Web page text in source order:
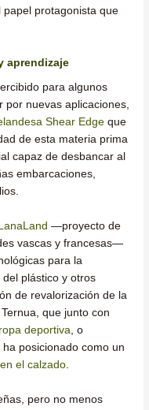
protagonista que
aprendizaje
para algunos
por nuevas aplicaciones,
Shear Edge que
de esta materia prima
capaz de desbancar al
embarcaciones,
LanaLand —proyecto de
vascas y francesas—
para la
plástico y otros
de revalorización de la
que junto con
deportiva, o
ha posicionado como un
el calzado.
pero no menos